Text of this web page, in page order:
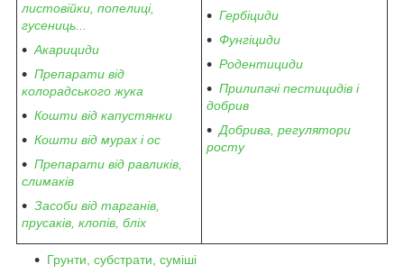
листовійки, попелиці,
гусениць...
Акарициди
Препарати від
колорадського жука
Кошти від капустянки
Кошти від мурах і ос
Препарати від равликів,
слимаків
Засоби від тарганів,
прусаків, клопів, бліх
Гербіциди
Фунгіциди
Родентициди
Прилипачі пестицидів і
добрив
Добрива, регулятори
росту
Грунти, субстрати, суміші